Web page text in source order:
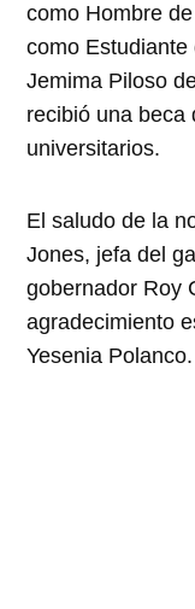
como Hombre
como
Jemima Piloso
recibió una beca
universitarios.
El saludo de la
Jones, jefa del
gobernador Roy
agradecimiento
Yesenia Polanco.